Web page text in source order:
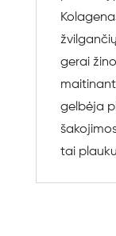
gerai
gelbėja
tai